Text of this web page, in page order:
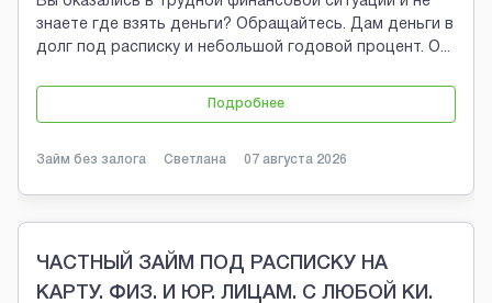
знаете где взять деньги? Обращайтесь. Дам деньги в
долг под расписку и небольшой годовой процент. О...
Подробнее
Займ без залога Светлана 07 августа 2026
ЧАСТНЫЙ ЗАЙМ ПОД РАСПИСКУ НА
КАРТУ. ФИЗ. И ЮР. ЛИЦАМ. С ЛЮБОЙ КИ.